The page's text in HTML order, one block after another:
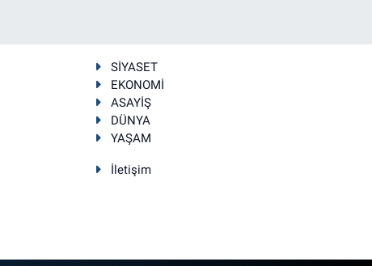
SİYASET
EKONOMİ
ASAYİŞ
DÜNYA
YAŞAM
İletişim